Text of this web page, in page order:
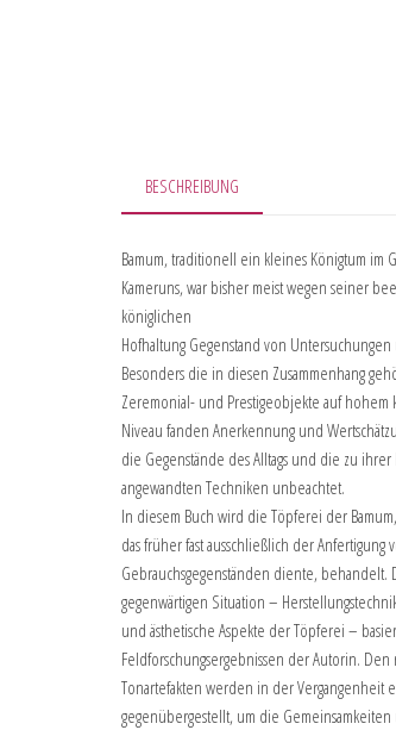
BESCHREIBUNG
Bamum, traditionell ein kleines Königtum im
Kameruns, war bisher meist wegen seiner
königlichen
Hofhaltung Gegenstand von
Besonders die in diesen Zusammenhang
Zeremonial- und Prestigeobjekte auf hohem
Niveau fanden Anerkennung und
die Gegenstände des Alltags und die zu
angewandten Techniken unbeachtet.
In diesem Buch wird die Töpferei der
das früher fast ausschließlich der Anfertigung
Gebrauchsgegenständen diente, behandelt.
gegenwärtigen Situation –
und ästhetische Aspekte der Töpferei –
Feldforschungsergebnissen der Autorin.
Tonartefakten werden in der Vergangenheit
gegenübergestellt, um die